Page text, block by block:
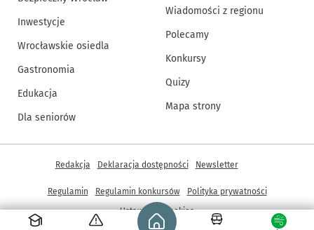
Strona główna - wroclaw.pl
Inwestycje
Wrocławskie osiedla
Gastronomia
Edukacja
Dla seniorów
Wiadomości z regionu
Polecamy
Konkursy
Quizy
Mapa strony
Inne informacje
Redakcja Deklaracja dostępności Newsletter
Regulamin Regulamin konkursów
Polityka prywatności
Ustawienia cookies